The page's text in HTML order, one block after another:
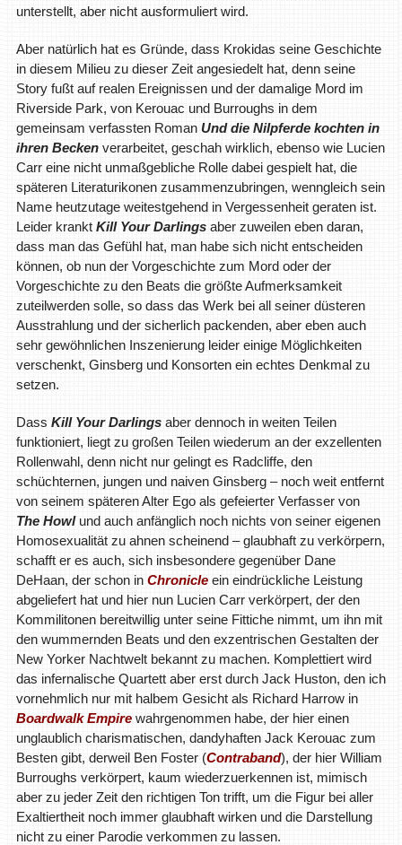
unterstellt, aber nicht ausformuliert wird.
Aber natürlich hat es Gründe, dass Krokidas seine Geschichte
in diesem Milieu zu dieser Zeit angesiedelt hat, denn seine
Story fußt auf realen Ereignissen und der damalige Mord im
Riverside Park, von Kerouac und Burroughs in dem
gemeinsam verfassten Roman Und die Nilpferde kochten in
ihren Beckenverarbeitet, geschah wirklich, ebenso wie Lucien
Carr eine nicht unmaßgebliche Rolle dabei gespielt hat, die
späteren Literaturikonen zusammenzubringen, wenngleich sein
Name heutzutage weitestgehend in Vergessenheit geraten ist.
Leider krankt Kill Your Darlingsaber zuweilen eben daran,
dass man das Gefühl hat, man habe sich nicht entscheiden
können, ob nun der Vorgeschichte zum Mord oder der
Vorgeschichte zu den Beats die größte Aufmerksamkeit
zuteilwerden solle, so dass das Werk bei all seiner düsteren
Ausstrahlung und der sicherlich packenden, aber eben auch
sehr gewöhnlichen Inszenierung leider einige Möglichkeiten
verschenkt, Ginsberg und Konsorten ein echtes Denkmal zu
setzen.
Dass Kill Your Darlingsaber dennoch in weiten Teilen
funktioniert, liegt zu großen Teilen wiederum an der exzellenten
Rollenwahl, denn nicht nur gelingt es Radcliffe, den
schüchternen, jungen und naiven Ginsberg – noch weit entfernt
von seinem späteren Alter Ego als gefeierter Verfasser von
The Howlund auch anfänglich noch nichts von seiner eigenen
Homosexualität zu ahnen scheinend – glaubhaft zu verkörpern,
schafft er es auch, sich insbesondere gegenüber Dane
DeHaan, der schon in Chronicleein eindrückliche Leistung
abgeliefert hat und hier nun Lucien Carr verkörpert, der den
Kommilitonen bereitwillig unter seine Fittiche nimmt, um ihn mit
den wummernden Beats und den exzentrischen Gestalten der
New Yorker Nachtwelt bekannt zu machen. Komplettiert wird
das infernalische Quartett aber erst durch Jack Huston, den ich
vornehmlich nur mit halbem Gesicht als Richard Harrow in
Boardwalk Empirewahrgenommen habe, der hier einen
unglaublich charismatischen, dandyhaften Jack Kerouac zum
Besten gibt, derweil Ben Foster (Contraband), der hier William
Burroughs verkörpert, kaum wiederzuerkennen ist, mimisch
aber zu jeder Zeit den richtigen Ton trifft, um die Figur bei aller
Exaltiertheit noch immer glaubhaft wirken und die Darstellung
nicht zu einer Parodie verkommen zu lassen.